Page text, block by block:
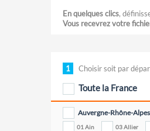
En quelques clics,
Vous recevrez votre
1 Choisir soit par
Toute la France
Auvergne-Rhône-Alpes
01 Ain 03 Allier